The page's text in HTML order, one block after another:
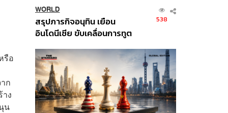
รือ
ก
ง
น
WORLD
สรุปภารกิจอนุทิน เยือน
อินโดนีเซีย ขับเคลื่อนการทูต
ส่วนยุทธศาสตร์ไทย –
อินโดนีเซีย
538